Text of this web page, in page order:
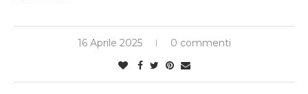
16 Aprile 2025 0 commenti